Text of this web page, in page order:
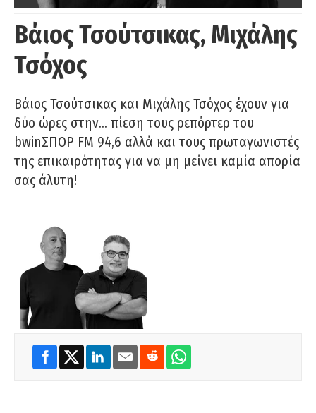
Βάιος Τσούτσικας, Μιχάλης
Τσόχος
Βάιος Τσούτσικας και Μιχάλης Τσόχος έχουν για
δύο ώρες στην… πίεση τους ρεπόρτερ του
bwinΣΠΟΡ FM 94,6 αλλά και τους πρωταγωνιστές
της επικαιρότητας για να μη μείνει καμία απορία
σας άλυτη!